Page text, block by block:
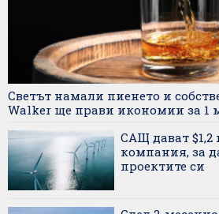
Светът намали пиенето и
Walker ще прави икономии за 1
САЩ дават
компания, за
проектите си